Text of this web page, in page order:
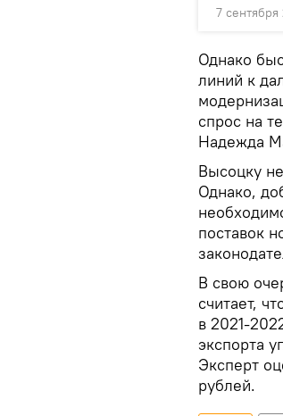
7 сентября
Однако
линий к
спрос на
Надежда
Высоцку
Однако,
поставок
В свою
считает,
в 2021-
экспорта
Эксперт
рублей.